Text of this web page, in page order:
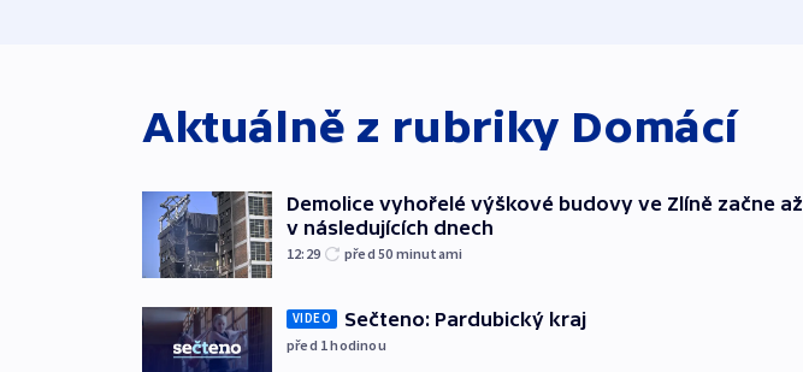
Aktuálně z rubriky Domácí
Demolice vyhořelé výškové budovy ve Zlíně začne až
v následujících dnech
12:29 před 50 minutami
VIDEO Sečteno: Pardubický kraj
před 1hodinou